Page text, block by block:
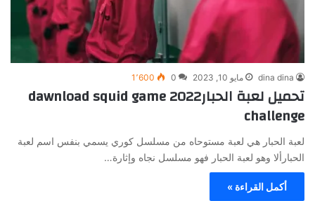
dina dina مايو 10, 2023 0 1٬600
تحميل لعبة الحبار2022 dawnload squid game
challenge
لعبة الحبار هي لعبة مستوحاه من مسلسل كوري يسمي بنفس اسم لعبة
الحبارألا وهو لعبة الحبار فهو مسلسل نجاه وإثارة…
أكمل القراءة »